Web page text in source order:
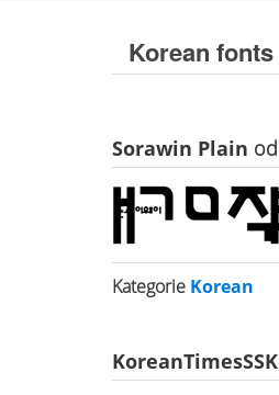
Korean fonts
Sorawin Plain od
Kategorie Korean
KoreanTimesSSK